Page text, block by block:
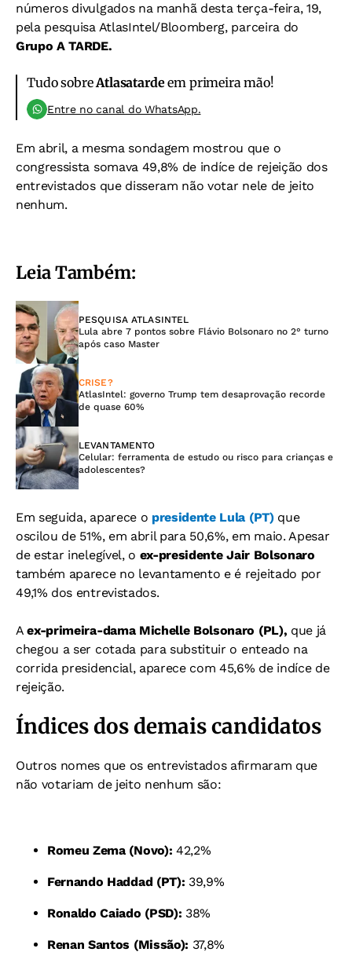
números divulgados na manhã desta terça-feira, 19,
pela pesquisa AtlasIntel/Bloomberg, parceira do
Grupo A TARDE.
Tudo sobreAtlasatardeem primeira mão!
Entre no canal do WhatsApp.
Em abril, a mesma sondagem mostrou que o
congressista somava 49,8% de indíce de rejeição dos
entrevistados que disseram não votar nele de jeito
nenhum.
Leia Também:
PESQUISA ATLASINTEL
Lula abre 7 pontos sobre Flávio Bolsonaro no 2° turno
após caso Master
CRISE?
AtlasIntel: governo Trump tem desaprovação recorde
de quase 60%
LEVANTAMENTO
Celular: ferramenta de estudo ou risco para crianças e
adolescentes?
Em seguida, aparece o presidente Lula (PT)que
oscilou de 51%, em abril para 50,6%, em maio. Apesar
de estar inelegível, o ex-presidente Jair Bolsonaro
também aparece no levantamento e é rejeitado por
49,1% dos entrevistados.
Aex-primeira-dama Michelle Bolsonaro (PL), que já
chegou a ser cotada para substituir o enteado na
corrida presidencial, aparece com 45,6% de indíce de
rejeição.
Índices dos demais candidatos
Outros nomes que os entrevistados afirmaram que
não votariam de jeito nenhum são:
Romeu Zema (Novo): 42,2%
Fernando Haddad (PT): 39,9%
Ronaldo Caiado (PSD): 38%
Renan Santos (Missão): 37,8%